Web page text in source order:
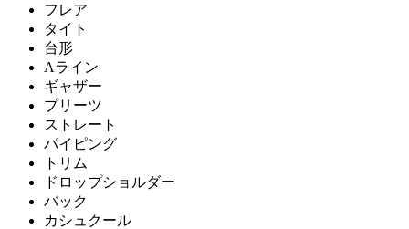
フレア
タイト
台形
Aライン
ギャザー
プリーツ
ストレート
パイピング
トリム
ドロップショルダー
バック
カシュクール